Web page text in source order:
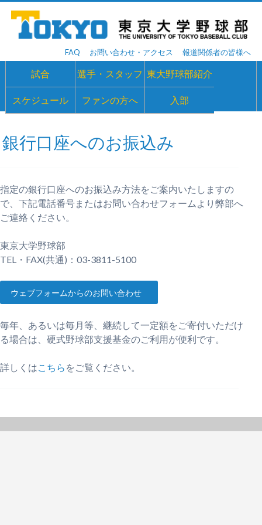
FAQ お問い合わせ・アクセス 報道関係者の皆様へ
試合 選手・スタッフ 東大野球部紹介
スケジュール ファンの方へ 入部
銀行口座へのお振込み
指定の銀行口座へのお振込み方法をご案内いたしますの
で、下記電話番号またはお問い合わせフォームより弊部へ
ご連絡ください。
東京大学野球部
TEL・FAX(共通)：03-3811-5100
ウェブフォームからのお問い合わせ
毎年、あるいは毎月等、継続して一定額をご寄付いただけ
る場合は、硬式野球部支援基金のご利用が便利です。
詳しくはこちら をご覧ください。